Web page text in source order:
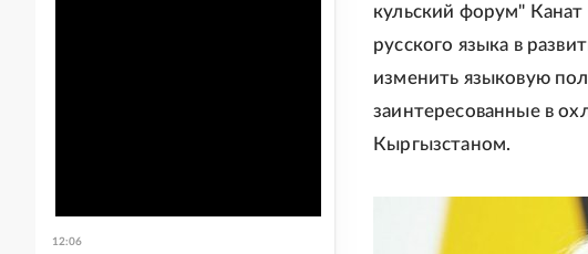
кульский форум" Канат
русского языка в
изменить языковую
заинтересованные в
Кыргызстаном.
12:06